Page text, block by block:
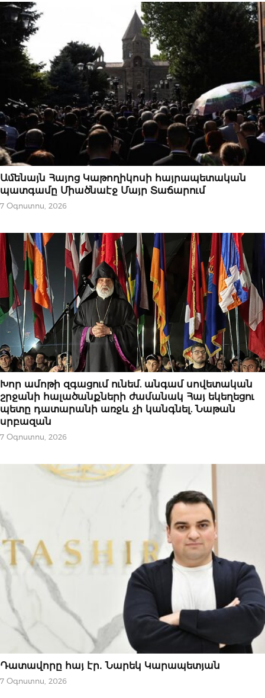
ՆՈՐՈՒԹՅՈՒՆՆԵՐ
Ամենայն Հայոց Կաթողիկոսի հայրապետական
պատգամը Միածնաէջ Մայր Տաճարում
7 Օգոստոս, 2026
ՆՈՐՈՒԹՅՈՒՆՆԵՐ
Խոր ամոթի զգացում ունեմ. անգամ սովետական
շրջանի հալածանքների ժամանակ Հայ եկեղեցու
պետը դատարանի առջև չի կանգնել. Նաթան
սրբազան
7 Օգոստոս, 2026
ՆՈՐՈՒԹՅՈՒՆՆԵՐ
Դատավորը հայ էր․ Նարեկ Կարապետյան
7 Օգոստոս, 2026